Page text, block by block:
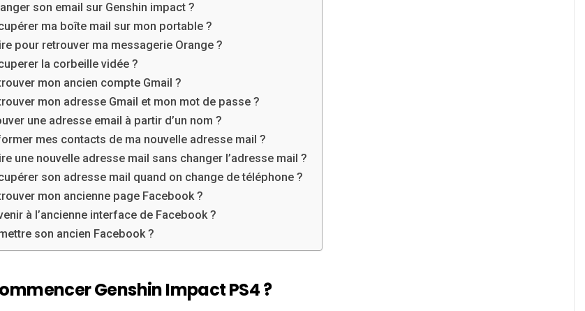
son email sur Genshin impact ?
ma boîte mail sur mon portable ?
pour retrouver ma messagerie Orange ?
la corbeille vidée ?
mon ancien compte Gmail ?
mon adresse Gmail et mon mot de passe ?
une adresse email à partir d’un nom ?
mes contacts de ma nouvelle adresse mail ?
une nouvelle adresse mail sans changer l’adresse mail ?
son adresse mail quand on change de téléphone ?
mon ancienne page Facebook ?
à l’ancienne interface de Facebook ?
son ancien Facebook ?
Genshin Impact PS4 ?